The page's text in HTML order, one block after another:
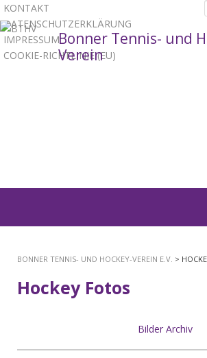
KONTAKT
DATENSCHUTZERKLÄRUNG
IMPRESSUM
COOKIE-RICHTLINIE (EU)
Bonner Tennis- und
Verein
1 2 3
INHALT
SPRINGEN
BONNER TENNIS- UND HOCKEY-VEREIN E.V. >
Hockey Fotos
Bilder Archiv